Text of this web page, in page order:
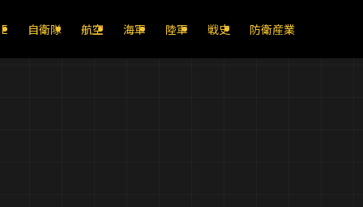
自衛隊 航空 海軍 陸軍 戦史 防衛産業